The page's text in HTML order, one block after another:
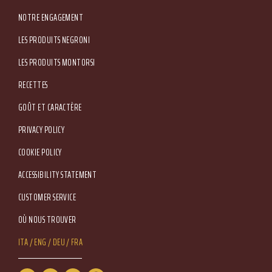
Tel. +39 045.80.97.511 - Fax +39 045.55.15.89
NOTRE ENGAGEMENT
LES PRODUITS NEGRONI
LES PRODUITS MONTORSI
RECETTES
GOÛT ET CARACTÈRE
Footer Service Menu
PRIVACY POLICY
COOKIE POLICY
ACCESSIBILITY STATEMENT
CUSTOMER SERVICE
OÙ NOUS TROUVER
Lang Menu
ITA ENG DEU FRA
Service Menu